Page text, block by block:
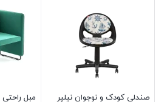
صندلی کودک و نوجوان نیلپر
مبل راحتی ZIPPO (برند هلگر)